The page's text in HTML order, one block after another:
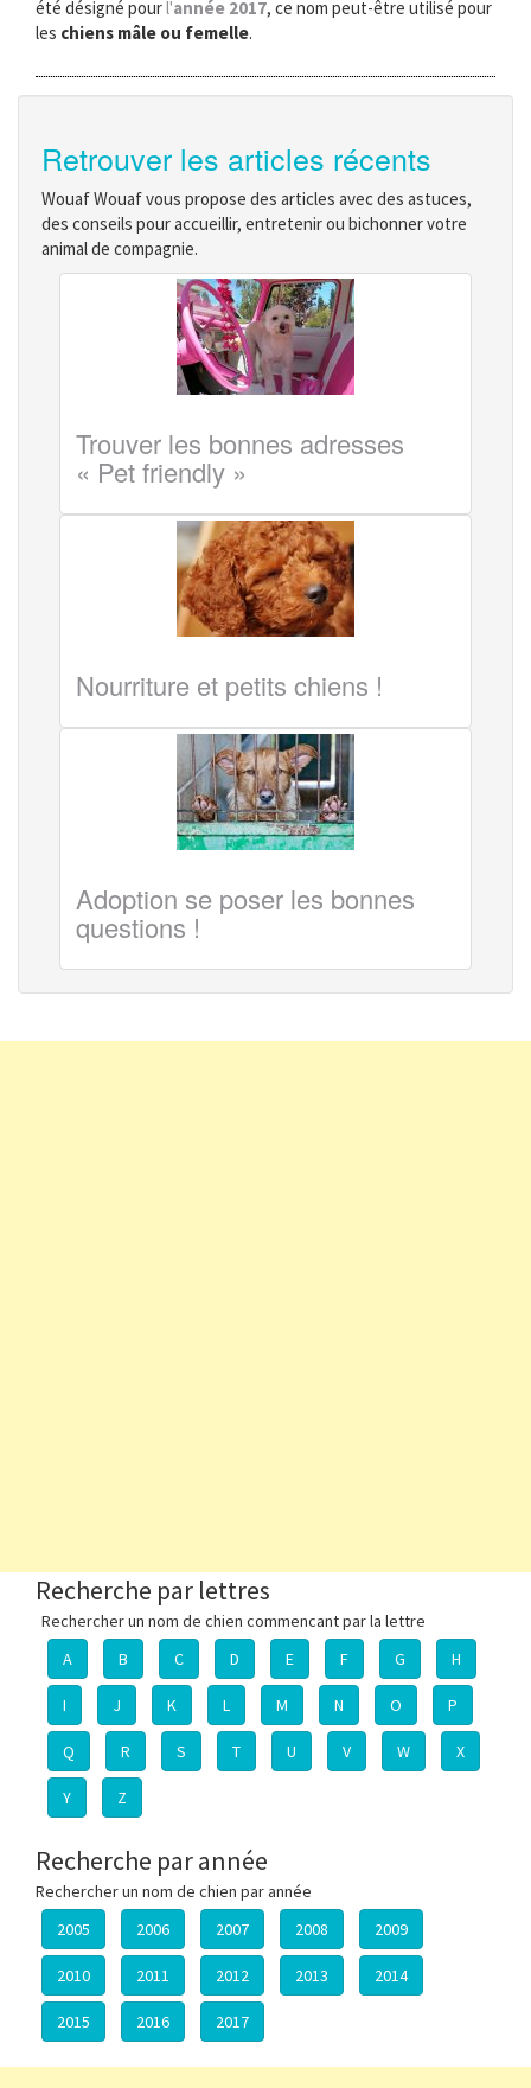
été désigné pourl'année 2017, ce nom peut-être utilisé pour
les chiens mâle ou femelle.
Retrouver les articles récents
Wouaf Wouaf vous propose des articles avec des astuces,
des conseils pour accueillir, entretenir ou bichonner votre
animal de compagnie.
Trouver les bonnes adresses
« Pet friendly »
Nourriture et petits chiens !
Adoption se poser les bonnes
questions !
Recherche par lettres
Rechercher un nom de chien commencant par la lettre
A
B C D E F G H
I J K L M N O P
Q R S T U V W X
Y Z
Recherche par année
Rechercher un nom de chien par année
2005
2006 2007 2008 2009
2010 2011 2012 2013 2014
2015 2016 2017